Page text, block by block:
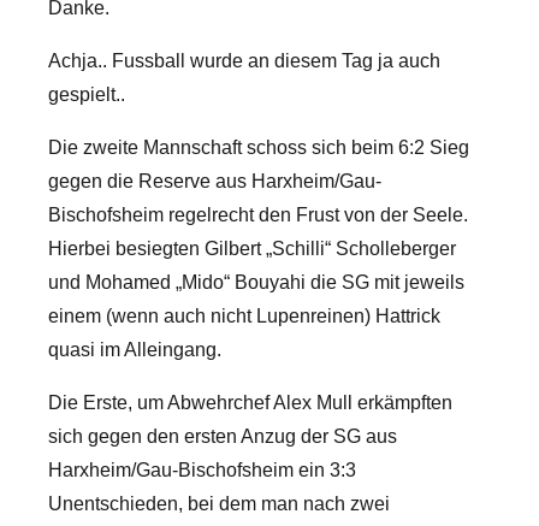
Danke.
Achja.. Fussball wurde an diesem Tag ja auch
gespielt..
Die zweite Mannschaft schoss sich beim 6:2 Sieg
gegen die Reserve aus Harxheim/Gau-
Bischofsheim regelrecht den Frust von der Seele.
Hierbei besiegten Gilbert „Schilli“ Scholleberger
und Mohamed „Mido“ Bouyahi die SG mit jeweils
einem (wenn auch nicht Lupenreinen) Hattrick
quasi im Alleingang.
Die Erste, um Abwehrchef Alex Mull erkämpften
sich gegen den ersten Anzug der SG aus
Harxheim/Gau-Bischofsheim ein 3:3
Unentschieden, bei dem man nach zwei